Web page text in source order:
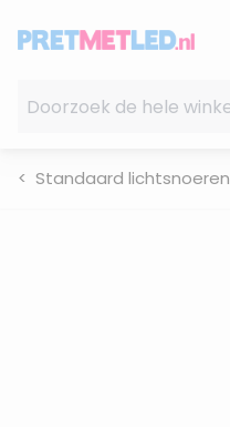
Standaard lichtsnoeren